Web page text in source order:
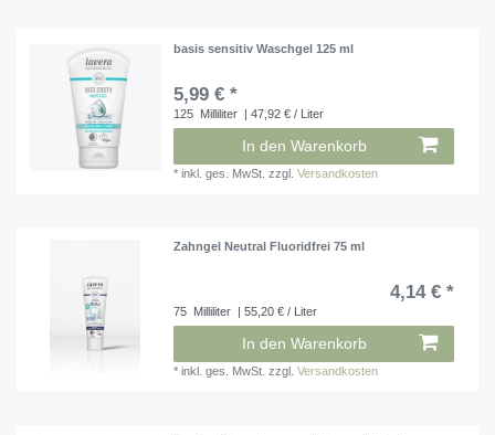
basis sensitiv Waschgel 125 ml
5,99 € *
125 Milliliter | 47,92 € / Liter
In den Warenkorb
*inkl. ges. MwSt. zzgl.Versandkosten
Zahngel Neutral Fluoridfrei 75 ml
4,14 € *
75 Milliliter | 55,20 € / Liter
In den Warenkorb
*inkl. ges. MwSt. zzgl.Versandkosten